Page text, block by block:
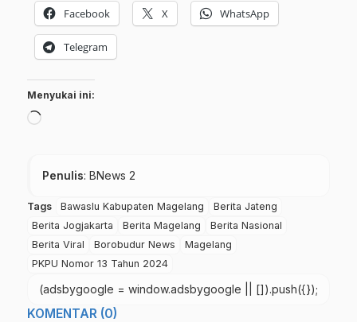
Facebook X WhatsApp
Telegram
Menyukai ini:
Memuat...
Penulis: BNews 2
Tags Bawaslu Kabupaten Magelang
Berita Jateng
Berita Jogjakarta
Berita Magelang
Berita Nasional
Berita Viral
Borobudur News
Magelang
PKPU Nomor 13 Tahun 2024
(adsbygoogle = window.adsbygoogle || []).push({});
KOMENTAR (0)